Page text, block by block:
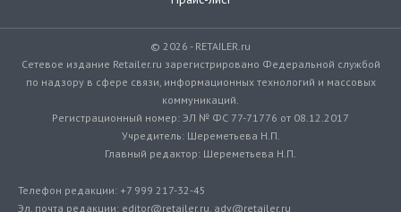
© 2026 - RETAILER.ru
Сетевое издание Retailer.ru зарегистрировано Федеральной службой
по надзору в сфере связи, информационных технологий и массовых
коммуникаций.
Регистрационный номер: ЭЛ № ФС 77-71776 от 08.12.2017
Учредитель: Шереметьева Н.П.
Главный редактор: Шереметьева Н.П.
Телефон редакции: +7 999 217-32-45
Эл. почта редакции: editor@retailer.ru, adv@retailer.ru